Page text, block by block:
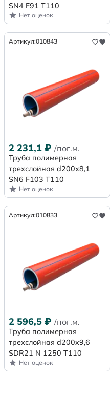
SN4 F91 Т110
Нет оценок
Артикул:010843
2 231,1 ₽ /пог.м.
Труба полимерная
трехслойная d200х8,1
SN6 F103 Т110
Нет оценок
Артикул:010833
2 596,5 ₽ /пог.м.
Труба полимерная
трехслойная d200x9,6
SDR21 N 1250 Т110
Нет оценок